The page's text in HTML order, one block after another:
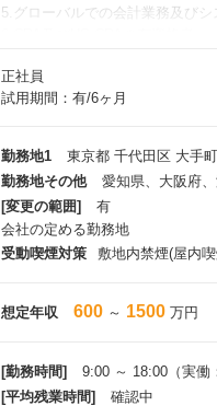
5.グローバルでの会計業務及び
【望ましいスキル】
・システム知識
・英語力（ビジネスレベル以上）
※ 上記３つのスキルを保持して
・論理的思考能力、問題発見能力
・コミュニケーション能力、リー
正社員
試用期間：有/6ヶ月
勤務地1
東京都 千代田区 大手
勤務地その他
愛知県、大阪府
[変更の範囲]
有
会社の定める勤務地
受動喫煙対策
敷地内禁煙(屋内
想定年収 600 ～ 1500 万円
[勤務時間]
9:00 ～ 18:00（実
[平均残業時間]
確認中